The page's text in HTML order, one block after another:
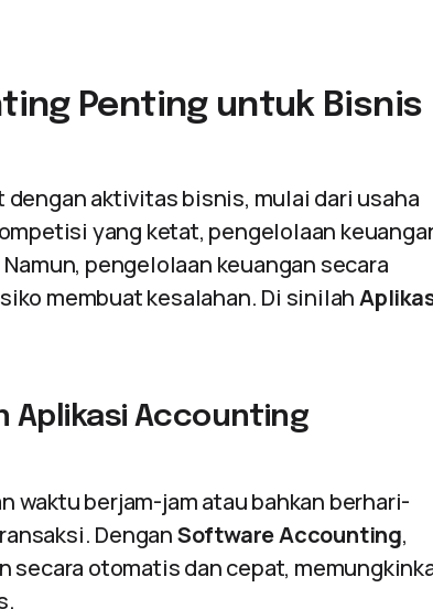
Penting untuk Bisnis
dengan aktivitas bisnis, mulai dari usaha
yang ketat, pengelolaan
pengelolaan keuangan secara
membuat kesalahan. Di sinilah
Aplikasi Accounting
waktu berjam-jam atau bahkan berhari-
DenganSoftware Accounting,
secara otomatis dan cepat,